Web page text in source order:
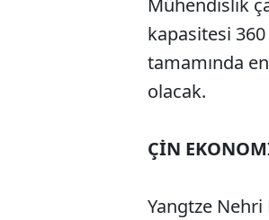
Mühendislik
kapasitesi
tamamında
olacak.
ÇİN
Yangtze